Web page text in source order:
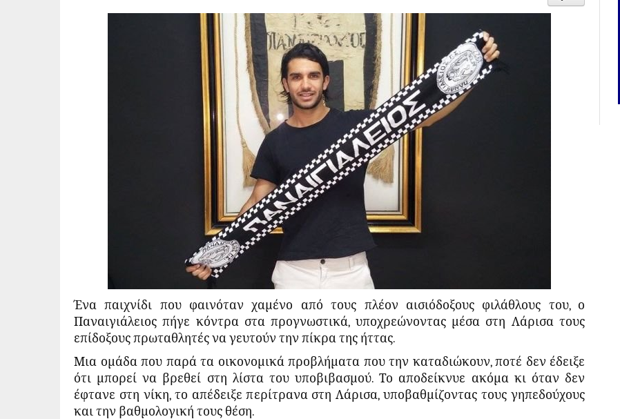
Ένα παιχνίδι που φαινόταν χαμένο από τους πλέον αισιόδοξους φιλάθλους του, ο
Παναιγιάλειος πήγε κόντρα στα προγνωστικά, υποχρεώνοντας μέσα στη Λάρισα τους
επίδοξους πρωταθλητές να γευτούν την πίκρα της ήττας.
Μια ομάδα που παρά τα οικονομικά προβλήματα που την καταδιώκουν, ποτέ δεν έδειξε
ότι μπορεί να βρεθεί στη λίστα του υποβιβασμού. Το αποδείκνυε ακόμα κι όταν δεν
έφτανε στη νίκη, το απέδειξε περίτρανα στη Λάρισα, υποβαθμίζοντας τους γηπεδούχους
και την βαθμολογική τους θέση.